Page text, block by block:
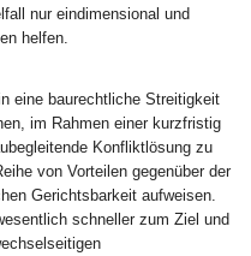
nur eindimensional und
helfen.
eine baurechtliche Streitigkeit
im Rahmen einer kurzfristig
Konfliktlösung zu
von Vorteilen gegenüber der
Gerichtsbarkeit aufweisen.
schneller zum Ziel und